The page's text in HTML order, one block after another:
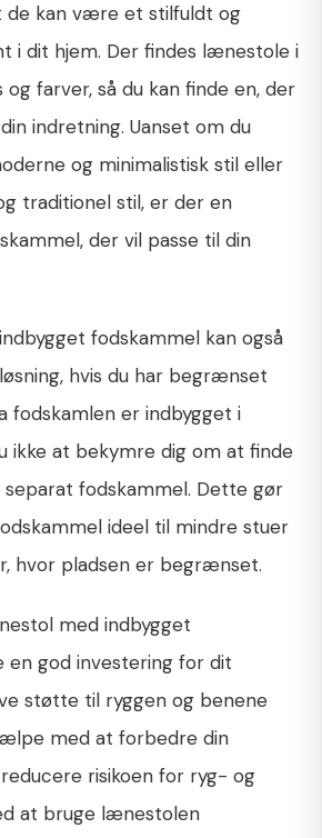
de kan være et stilfuldt og
i dit hjem. Der findes lænestole i
og farver, så du kan finde en, der
indretning. Uanset om du
og minimalistisk stil eller
traditionel stil, er der en
der vil passe til din
fodskammel kan også
hvis du har begrænset
fodskamlen er indbygget i
ikke at bekymre dig om at finde
fodskammel. Dette gør
ideel til mindre stuer
hvor pladsen er begrænset.
med indbygget
god investering for dit
støtte til ryggen og benene
med at forbedre din
risikoen for ryg- og
at bruge lænestolen